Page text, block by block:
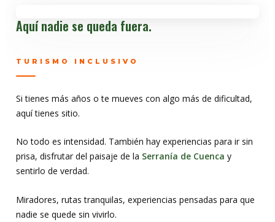
Aquí nadie se queda fuera.
TURISMO INCLUSIVO
Si tienes más años o te mueves con algo más de dificultad,
aquí tienes sitio.
No todo es intensidad. También hay experiencias para ir sin
prisa, disfrutar del paisaje de la Serranía de Cuenca y
sentirlo de verdad.
Miradores, rutas tranquilas, experiencias pensadas para que
nadie se quede sin vivirlo.